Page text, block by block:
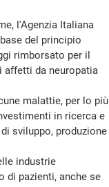
l'Agenzia Italiana
del principio
rimborsato per il
affetti da neuropatia
malattie, per lo più
in ricerca e
sviluppo, produzione
industrie
di pazienti, anche se